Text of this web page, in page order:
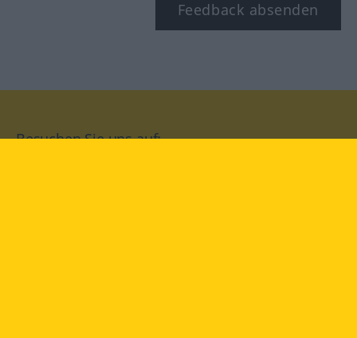
Feedback absenden
Besuchen Sie uns auf: